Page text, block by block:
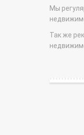
Мы
Так же